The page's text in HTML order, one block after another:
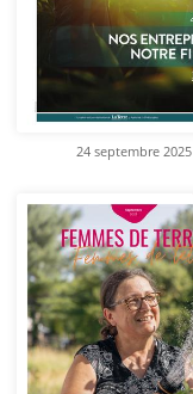
24 septembre 2025